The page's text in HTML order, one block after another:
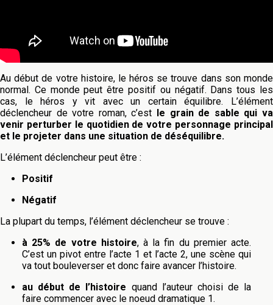
Au début de votre histoire, le héros setrouve dans son monde
normal. Ce monde peut être positif ou négatif. Dans tous les
cas, le héros y vit avec un certain équilibre. L’élément
déclencheur de votre roman, c’est le grain de sable qui va
venir perturber le quotidien de votre personnage principal
et le projeter dans une situation de déséquilibre.
L’élément déclencheur peut être :
Positif
Négatif
La plupart du temps, l’élément déclencheur se trouve :
à 25% de votre histoire, à la fin du premier acte.
C’est un pivot entre l’acte 1 et l’acte 2, une scène qui
va tout bouleverser et donc faire avancer l’histoire.
au début de l’histoire quand l’auteur choisi de la
faire commencer avec le noeud dramatique 1.